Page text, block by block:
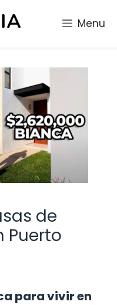
Menu
de
Puerto
para vivir en